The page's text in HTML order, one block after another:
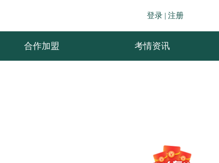
登录 | 注册
合作加盟 考情资讯